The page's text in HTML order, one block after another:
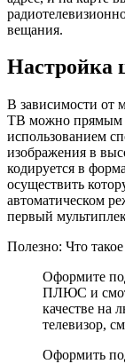
вещания.
Настройка
В зависимости от
ТВ можно прямым
использованием
изображения в
кодируется в
осуществить
автоматическом
первый
Полезно: Что
Оформите
ПЛЮС и
качестве на
телевизор,
Оформить